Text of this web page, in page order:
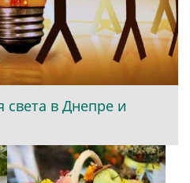
света в Днепре и